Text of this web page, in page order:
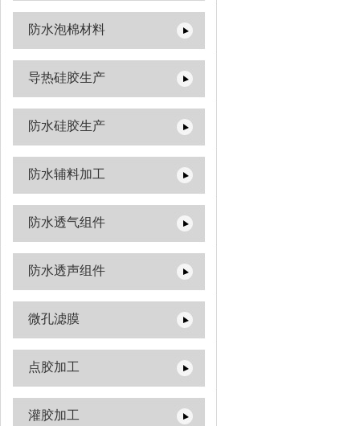
防水泡棉材料
导热硅胶生产
防水硅胶生产
防水辅料加工
防水透气组件
防水透声组件
微孔滤膜
点胶加工
灌胶加工